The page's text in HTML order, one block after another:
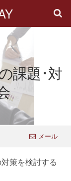
課題･対
メール
策を検討する